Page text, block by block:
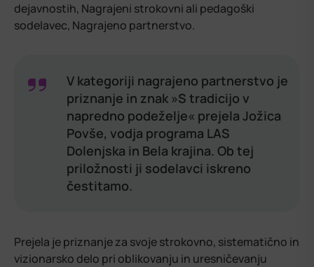
dejavnostih, Nagrajeni strokovni ali pedagoški
sodelavec, Nagrajeno partnerstvo.
V kategoriji nagrajeno partnerstvo je
priznanje in znak »S tradicijo v
napredno podeželje« prejela Jožica
Povše, vodja programa LAS
Dolenjska in Bela krajina. Ob tej
priložnosti ji sodelavci iskreno
čestitamo.
Prejela je priznanje za svoje strokovno, sistematično in
vizionarsko delo pri oblikovanju in uresničevanju